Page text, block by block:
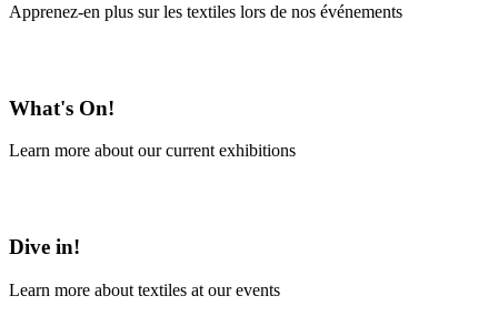
Apprenez-en plus sur les textiles lors de nos événements
What's On!
Learn more about our current exhibitions
Dive in!
Learn more about textiles at our events